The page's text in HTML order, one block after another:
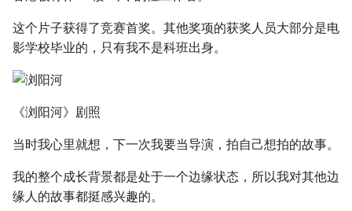
这个片子获得了竞赛首奖。其他奖项的获奖人员大部分是电
影学校毕业的，只有我不是科班出身。
《浏阳河》剧照
当时我心里就想，下一次我要当导演，拍自己想拍的故事。
我的整个成长背景都是处于一个边缘状态，所以我对其他边
缘人的故事都挺感兴趣的。